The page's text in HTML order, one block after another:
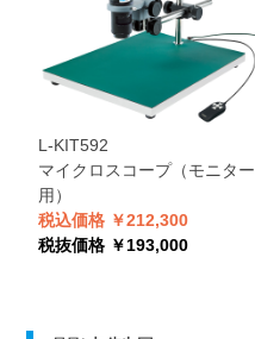
L-KIT592
マイクロスコープ（モニター
用）
税込価格 ￥212,300
税抜価格 ￥193,000